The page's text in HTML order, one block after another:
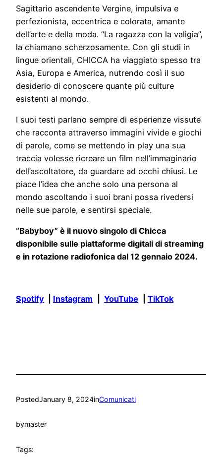
Sagittario ascendente Vergine, impulsiva e
perfezionista, eccentrica e colorata, amante
dell’arte e della moda. “La ragazza con la valigia”,
la chiamano scherzosamente. Con gli studi in
lingue orientali, CHICCA ha viaggiato spesso tra
Asia, Europa e America, nutrendo così il suo
desiderio di conoscere quante più culture
esistenti al mondo.
I suoi testi parlano sempre di esperienze vissute
che racconta attraverso immagini vivide e giochi
di parole, come se mettendo in play una sua
traccia volesse ricreare un film nell’immaginario
dell’ascoltatore, da guardare ad occhi chiusi. Le
piace l’idea che anche solo una persona al
mondo ascoltando i suoi brani possa rivedersi
nelle sue parole, e sentirsi speciale.
“Babyboy” è il nuovo singolo di Chicca
disponibile sulle piattaforme digitali di streaming
e in rotazione radiofonica dal 12 gennaio 2024.
Spotify Instagram YouTube TikTok
PostedJanuary 8, 2024inComunicati
bymaster
Tags: